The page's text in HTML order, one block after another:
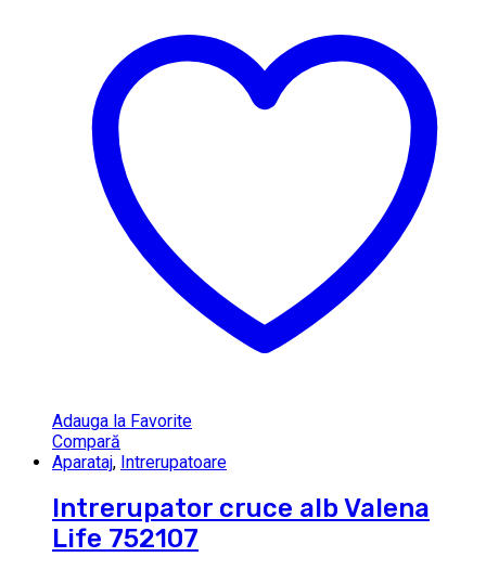
Adauga la Favorite
Compară
Aparataj, Intrerupatoare
Intrerupator cruce alb Valena
Life 752107